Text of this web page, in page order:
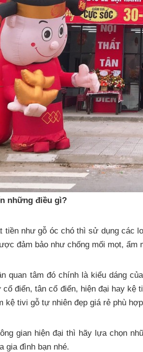
những điều gì?
tiền như gỗ óc chó thì sử dụng các
đảm bảo như chống mối mọt, ẩm
quan tâm đó chính là kiểu dáng
điển, tân cổ điển, hiện đại hay
kệ tivi gỗ tự nhiên đẹp giá rẻ phù
gian hiện đại thì hãy lựa chọn
gia đình bạn nhé.